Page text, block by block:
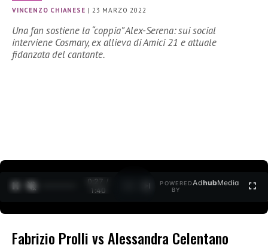
VINCENZO CHIANESE |23 MARZO 2022
Una fan sostiene la “coppia” Alex-Serena: sui social
interviene Cosmary, ex allieva di Amici 21 e attuale
fidanzata del cantante.
0:27 /
1:40
POWERED
BY
AdhubMedia
Fabrizio Prolli vs Alessandra Celentano